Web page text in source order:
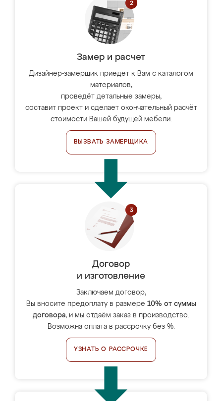
Замер и расчет
Дизайнер-замерщик приедет к Вам с каталогом
материалов,
проведёт детальные замеры,
составит проект и сделает окончательный расчёт
стоимости Вашей будущей мебели.
ВЫЗВАТЬ ЗАМЕРЩИКА
Договор
и изготовление
Заключаем договор,
Вы вносите предоплату в размере 10% от суммы
договора, и мы отдаём заказ в производство.
Возможна оплата в рассрочку без %.
УЗНАТЬ О РАССРОЧКЕ